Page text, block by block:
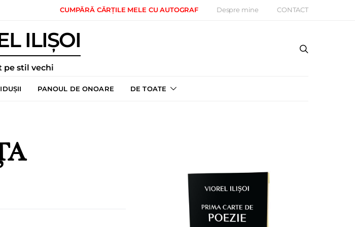
CUMPĂRĂ CĂRȚILE MELE CU AUTOGRAF Despre mine CONTACT
ILIȘOI
pe stil vechi
PANOUL DE ONOARE DE TOATE